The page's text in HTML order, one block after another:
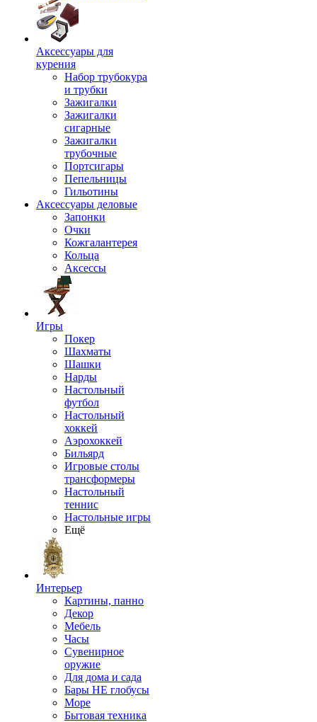
Аксессуары для
курения
Набор трубокура
и трубки
Зажигалки
Зажигалки
сигарные
Зажигалки
трубочные
Портсигары
Пепельницы
Гильотины
Аксессуары деловые
Запонки
Очки
Кожгалантерея
Кольца
Аксессы
Игры
Покер
Шахматы
Шашки
Нарды
Настольный
футбол
Настольный
хоккей
Аэрохоккей
Бильярд
Игровые столы
трансформеры
Настольный
теннис
Настольные игры
Ещё
Интерьер
Картины, панно
Декор
Мебель
Часы
Сувенирное
оружие
Для дома и сада
Бары НЕ глобусы
Море
Бытовая техника